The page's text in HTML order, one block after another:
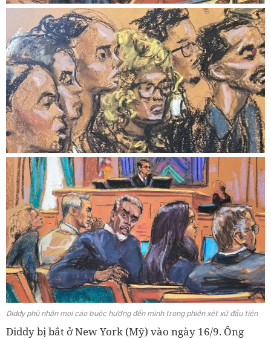
Diddy phủ nhận mọi cáo buộc hướng đến mình trong phiên xét xử đầu tiên
Diddy bị bắt ở New York (Mỹ) vào ngày 16/9. Ông